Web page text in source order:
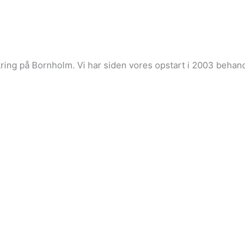
på Bornholm. Vi har siden vores opstart i 2003